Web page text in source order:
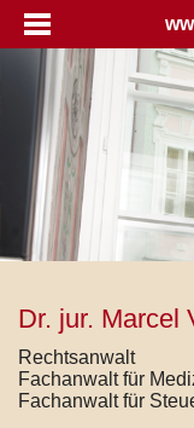
Dr. jur. Marcel
Rechtsanwalt
Fachanwalt für
Fachanwalt für